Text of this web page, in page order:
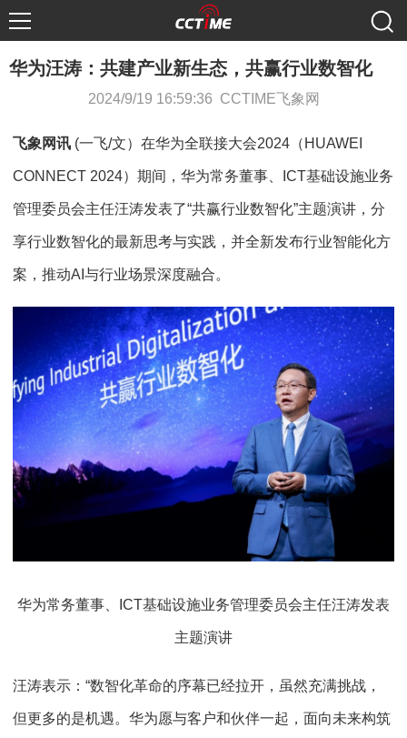
华为汪涛：共建产业新生态，共赢行业数智化
2024/9/19 16:59:36 CCTIME飞象网
飞象网讯 (一飞/文）在华为全联接大会2024（HUAWEI
CONNECT 2024）期间，华为常务董事、ICT基础设施业务
管理委员会主任汪涛发表了“共赢行业数智化”主题演讲，分
享行业数智化的最新思考与实践，并全新发布行业智能化方
案，推动AI与行业场景深度融合。
华为常务董事、ICT基础设施业务管理委员会主任汪涛发表
主题演讲
汪涛表示：“数智化革命的序幕已经拉开，虽然充满挑战，
但更多的是机遇。华为愿与客户和伙伴一起，面向未来构筑